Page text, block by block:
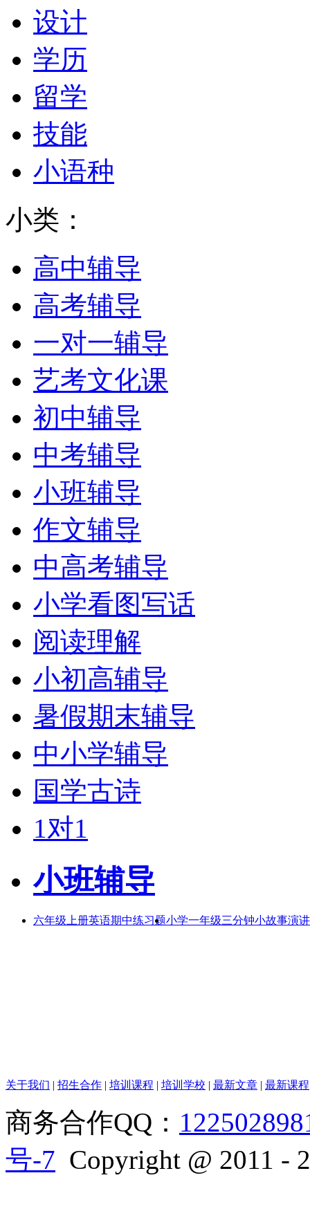
设计
学历
留学
技能
小语种
小类：
高中辅导
高考辅导
一对一辅导
艺考文化课
初中辅导
中考辅导
小班辅导
作文辅导
中高考辅导
小学看图写话
阅读理解
小初高辅导
暑假期末辅导
中小学辅导
国学古诗
1对1
小班辅导
六年级上册英语期中练习题小学一年级三分钟小故事演
关于我们 | 招生合作 | 培训课程 | 培训学校 | 最新文章 | 最新课程
商务合作QQ：
号-7 Copyright @ 2011 -